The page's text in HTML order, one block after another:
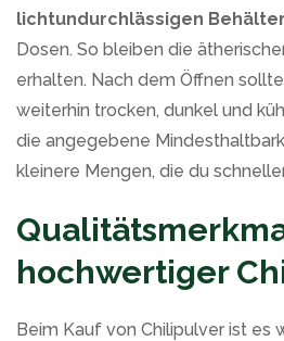
lichtundurchlässigen
Dosen. So bleiben die
erhalten. Nach dem Öffnen
weiterhin trocken, dunkel und
die angegebene
kleinere Mengen, die du
hochwertiger
Beim Kauf von Chilipulver ist es